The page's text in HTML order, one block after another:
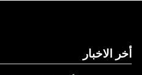
أخر الاخبار